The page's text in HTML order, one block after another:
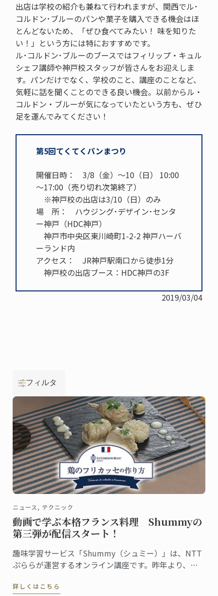
出店は学校の紹介も兼ねて行われますが、関西でル･
コルドン･ブルーのパンや菓子を購入できる機会はほ
とんどないため、「ぜひ食べてみたい！ 味を知りた
い！」という方には特におすすめです。
ル･コルドン･ブルーのブースではフィリップ・キュル
シェフ講師や神戸校スタッフが皆さんをお迎えしま
す。パンだけでなく、学校のこと、講座のことなど、
気軽に話を聞くことのできる良い機会。以前からル・
コルドン・ブルーが気になっていたという方も、ぜひ
足を運んでみてください！
第5回てくてくパンまつり
開催日時： 3/8（金）～10（日） 10:00
～17:00（売り切れ次第終了）
※神戸校の出店は3/10（日）のみ
場 所： ハウジング･デザイン･センタ
ー神戸（HDC神戸）
神戸市中央区東川崎町1-2-2 神戸ハーバ
ーランド内
アクセス： JR神戸駅南口から徒歩1分
神戸校の出店ブース：HDC神戸の3F
2019/03/04
フィルタ
ニュース, テクニック
動画で学ぶ本格フランス料理 Shummyの
第三弾が配信スタート！
趣味学習サービス「Shummy（シュミー）」は、NTT
ぷららが運営するオンライン講座です。昨年より、
子講座、パン講座を配信してきましたが、この度、第
詳しくはこちら